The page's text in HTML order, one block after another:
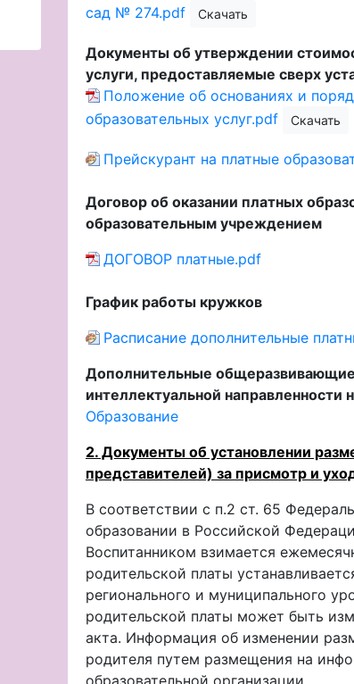
сад № 274.pdf
Скачать
Документы об утверждении
услуги, предоставляемые сверх
Положение об основаниях и
образовательных услуг.pdf
Скачать
Прейскурант на платные
Договор об оказании платных
образовательным учреждением
ДОГОВОР платные.pdf
График работы кружков
Расписание дополнительные
Дополнительные
интеллектуальной
Образование
2. Документы об установлении
представителей) за присмотр и
В соответствии с п.2 ст. 65
образовании в Российской
Воспитанником взимается
родительской платы
регионального и муниципального
родительской платы может быть
акта. Информация об изменении
родителя путем размещения на
образовательной организации.